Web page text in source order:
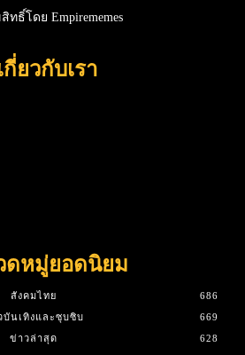
ทธิ์โดย Empirememes
กี่ยวกับเรา
ดหมู่ยอดนิยม
สังคมไทย
686
บันเทิงและซุบซิบ
669
ข่าวล่าสุด
628